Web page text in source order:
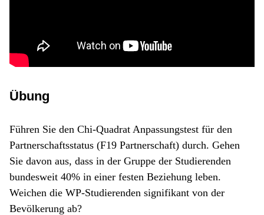
Übung
Führen Sie den Chi-Quadrat Anpassungstest für den
Partnerschaftsstatus (F19 Partnerschaft) durch. Gehen
Sie davon aus, dass in der Gruppe der Studierenden
bundesweit 40% in einer festen Beziehung leben.
Weichen die WP-Studierenden signifikant von der
Bevölkerung ab?